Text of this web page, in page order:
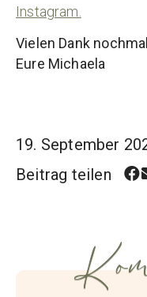
Instagram.
Vielen Dank
Eure Michaela
19. September
Beitrag teilen